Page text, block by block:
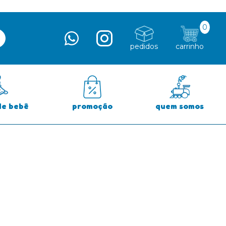
pedidos
0
carrinho
bebê promoção quem somos